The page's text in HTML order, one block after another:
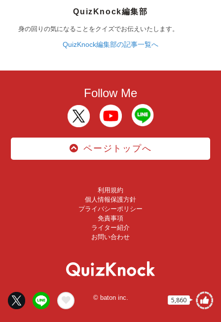
5,860
QuizKnock編集部
身の回りの気になることをクイズでお伝えいたします。
QuizKnock編集部の記事一覧へ
Follow Me
ページトップへ
利用規約
個人情報保護方針
プライバシーポリシー
免責事項
ライター紹介
お問い合わせ
© baton inc.